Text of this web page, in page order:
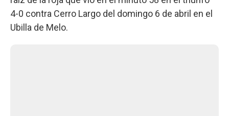
4-0 contra Cerro Largo del domingo 6 de abril en el
Ubilla de Melo.